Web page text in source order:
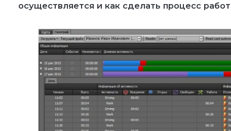
осуществляется и как сделать процесс